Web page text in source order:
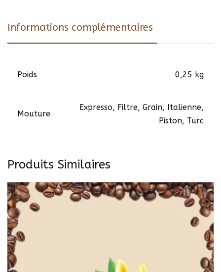
Informations complémentaires
Poids 0,25 kg
Mouture
Expresso, Filtre, Grain, Italienne,
Piston, Turc
Produits Similaires